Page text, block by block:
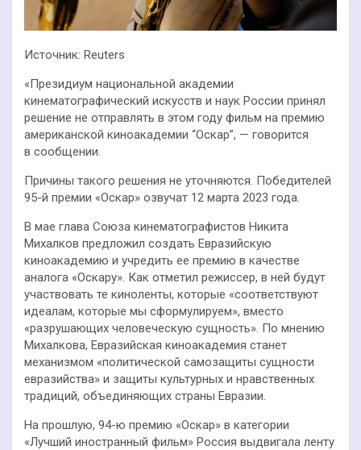
Источник: Reuters
«Президиум национальной академии
кинематографический искусств и наук России принял
решение не отправлять в этом году фильм на премию
американской киноакадемии “Оскар”, — говорится
в сообщении.
Причины такого решения не уточняются. Победителей
95-й премии «Оскар» озвучат 12 марта 2023 года.
В мае глава Союза кинематографистов Никита
Михалков предложил создать Евразийскую
киноакадемию и учредить ее премию в качестве
аналога «Оскару». Как отметил режиссер, в ней будут
участвовать те киноленты, которые «соответствуют
идеалам, которые мы сформулируем», вместо
«разрушающих человеческую сущность». По мнению
Михалкова, Евразийская киноакадемия станет
механизмом «политической самозащиты сущности
евразийства» и защиты культурных и нравственных
традиций, объединяющих страны Евразии.
На прошлую, 94-ю премию «Оскар» в категории
«Лучший иностранный фильм» Россия выдвигала ленту